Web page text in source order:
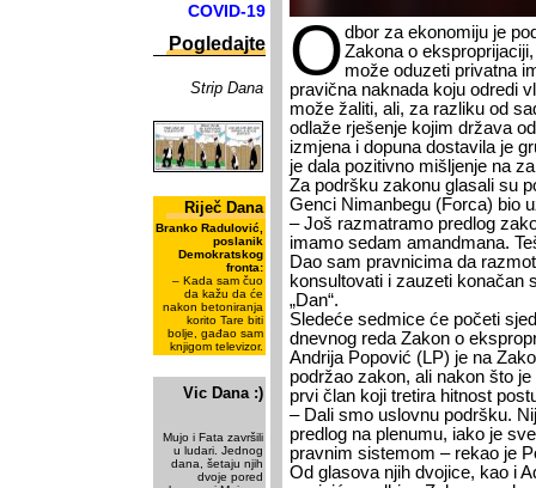
COVID-19
Pogledajte
Strip Dana
Riječ Dana
Branko Radulović,
poslanik
Demokratskog
fronta:
– Kada sam čuo
da kažu da će
nakon betoniranja
korito Tare biti
bolje, gađao sam
knjigom televizor.
Vic Dana :)
Mujo i Fata završili
u ludari. Jednog
dana, šetaju njih
dvoje pored
Odbor za ekonomiju je
Zakona o
može oduzeti privatna
pravična naknada koju odredi
može žaliti, ali, za razliku od
odlaže rješenje kojim država
izmjena i dopuna dostavila je
je dala pozitivno mišljenje na
Za podršku zakonu glasali su
Genci Nimanbegu (Forca) bio
– Još razmatramo predlog
imamo sedam amandmana.
Dao sam pravnicima da
konsultovati i zauzeti konačan
„Dan“.
Sledeće sedmice će početi
dnevnog reda Zakon o
Andrija Popović (LP) je na
podržao zakon, ali nakon što
prvi član koji tretira hitnost
– Dali smo uslovnu podršku.
predlog na plenumu, iako je
pravnim sistemom – rekao je
Od glasova njih dvojice, kao i